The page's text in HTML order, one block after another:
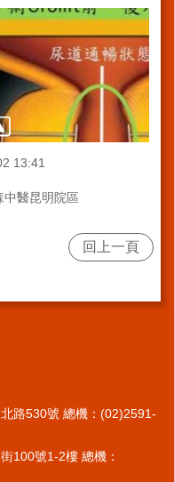
13:41
中醫昆明院區
回上一頁
路530號 總機：(02)2591-
100號1-2樓 總機：